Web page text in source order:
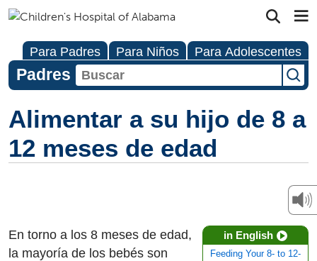
Para Padres Para Niños Para Adolescentes
Padres
Alimentar a su hijo de 8 a
12 meses de edad
in English
Feeding Your 8- to 12-
En torno a los 8 meses de edad,
la mayoría de los bebés son